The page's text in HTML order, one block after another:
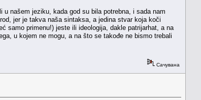
našem jeziku, kada god su bila potrebna, i sada nam
jer je takva naša sintaksa, a jedina stvar koja koči
samo primenu!) jeste ili ideologija, dakle patrijarhat, a na
u kojem ne mogu, a na što se takođe ne bismo trebali
Сачувана